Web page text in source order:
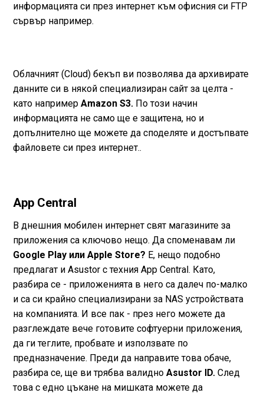
информацията си през интернет към офисния си FTP
сървър например.
Облачният (Cloud) бекъп ви позволява да архивирате
данните си в някой специализиран сайт за целта -
като например Amazon S3. По този начин
информацията не само ще е защитена, но и
допълнително ще можете да споделяте и достъпвате
файловете си през интернет..
App Central
В днешния мобилен интернет свят магазините за
приложения са ключово нещо. Да споменавам ли
Google Play или Apple Store? Е, нещо подобно
предлагат и Asustor с техния App Central. Като,
разбира се - приложенията в него са далеч по-малко
и са си крайно специализирани за NAS устройствата
на компанията. И все пак - през него можете да
разглеждате вече готовите софтуерни приложения,
да ги теглите, пробвате и използвате по
предназначение. Преди да направите това обаче,
разбира се, ще ви трябва валидно Asustor ID.След
това с едно цъкане на мишката можете да